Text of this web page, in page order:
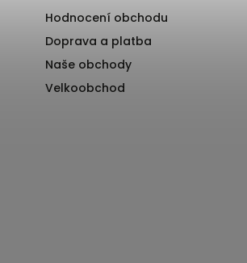
Hodnocení obchodu
Doprava a platba
Naše obchody
Velkoobchod